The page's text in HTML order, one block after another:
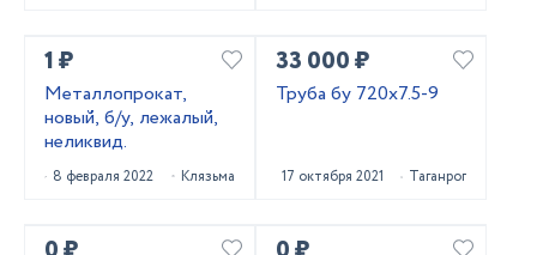
1 ₽
Металлопрокат,
новый, б/у, лежалый,
неликвид.
8 февраля 2022 Клязьма
33 000 ₽
Труба бу 720x7.5-9
17 октября 2021 Таганрог